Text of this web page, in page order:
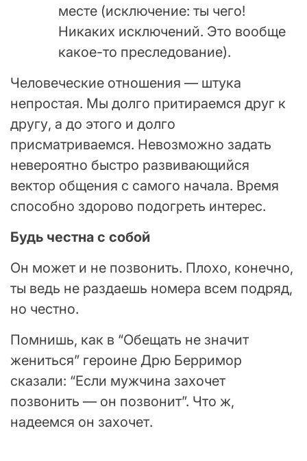
месте (исключение: ты чего!
Никаких исключений. Это вообще
какое-то преследование).
Человеческие отношения — штука
непростая. Мы долго притираемся друг к
другу, а до этого и долго
присматриваемся. Невозможно задать
невероятно быстро развивающийся
вектор общения с самого начала. Время
способно здорово подогреть интерес.
Будь честна с собой
Он может и не позвонить. Плохо, конечно,
ты ведь не раздаешь номера всем подряд,
но честно.
Помнишь, как в “Обещать не значит
жениться” героине Дрю Берримор
сказали: “Если мужчина захочет
позвонить — он позвонит”. Что ж,
надеемся он захочет.